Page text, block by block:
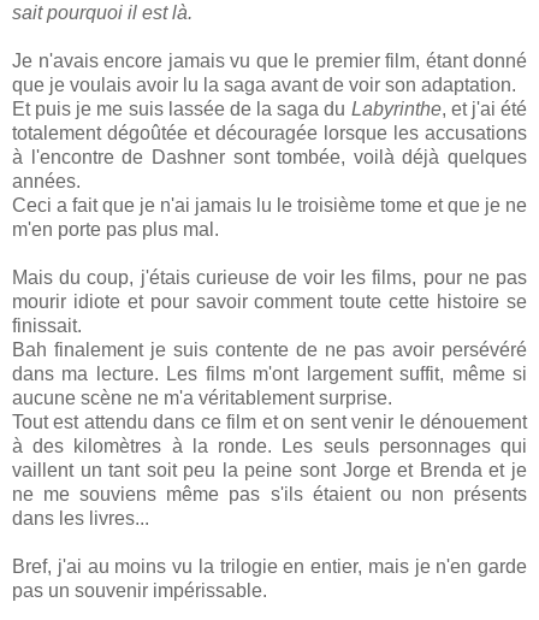
sait pourquoi il est là.
Je n'avais encore jamais vu que le premier film, étant donné
que je voulais avoir lu la saga avant de voir son adaptation.
Et puis je me suis lassée de la saga du Labyrinthe, et j'ai été
totalement dégoûtée et découragée lorsque les accusations
à l'encontre de Dashner sont tombée, voilà déjà quelques
années.
Ceci a fait que je n'ai jamais lu le troisième tome et que je ne
m'en porte pas plus mal.
Mais du coup, j'étais curieuse de voir les films, pour ne pas
mourir idiote et pour savoir comment toute cette histoire se
finissait.
Bah finalement je suis contente de ne pas avoir persévéré
dans ma lecture. Les films m'ont largement suffit, même si
aucune scène ne m'a véritablement surprise.
Tout est attendu dans ce film et on sent venir le dénouement
à des kilomètres à la ronde. Les seuls personnages qui
vaillent un tant soit peu la peine sont Jorge et Brenda et je
ne me souviens même pas s'ils étaient ou non présents
dans les livres...
Bref, j'ai au moins vu la trilogie en entier, mais je n'en garde
pas un souvenir impérissable.